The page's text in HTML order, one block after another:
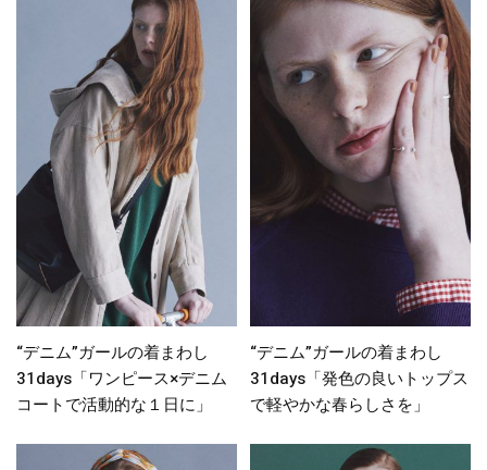
“デニム”ガールの着まわし
31days「ワンピース×デニム
コートで活動的な１日に」
“デニム”ガールの着まわし
31days「発色の良いトップス
で軽やかな春らしさを」